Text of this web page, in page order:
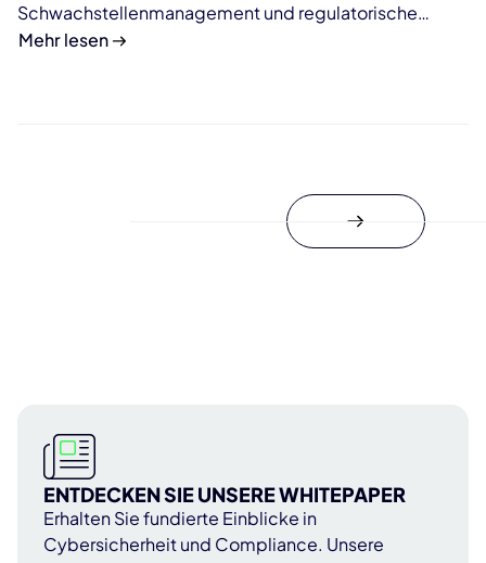
Schwachstellenmanagement und regulatorische
Anforderungen.
Mehr lesen
ENTDECKEN SIE UNSERE WHITEPAPER
Erhalten Sie fundierte Einblicke in
Cybersicherheit und Compliance. Unsere